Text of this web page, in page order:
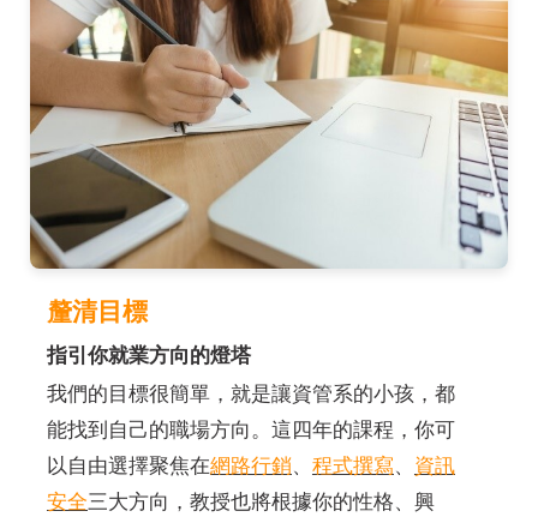
釐清目標
指引你就業方向的燈塔
我們的目標很簡單，就是讓資管系的小孩，都
能找到自己的職場方向。這四年的課程，你可
以自由選擇聚焦在網路行銷、 程式撰寫、 資訊
安全三大方向，教授也將根據你的性格、興